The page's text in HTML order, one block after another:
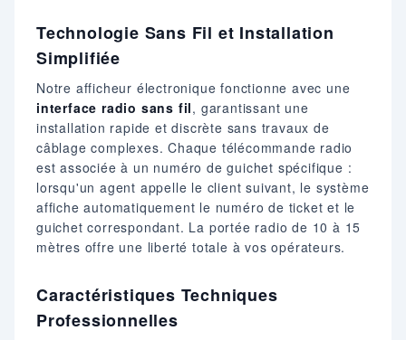
Technologie Sans Fil et Installation
Simplifiée
Notre afficheur électronique fonctionne avec une
interface radio sans fil, garantissant une
installation rapide et discrète sans travaux de
câblage complexes. Chaque télécommande radio
est associée à un numéro de guichet spécifique :
lorsqu'un agent appelle le client suivant, le système
affiche automatiquement le numéro de ticket et le
guichet correspondant. La portée radio de 10 à 15
mètres offre une liberté totale à vos opérateurs.
Caractéristiques Techniques
Professionnelles